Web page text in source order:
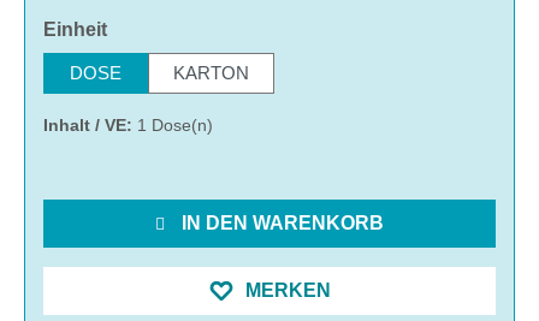
Einheitauswählen
DOSE KARTON
Inhalt / VE: 1 Dose(n)
IN DEN WARENKORB
MERKEN